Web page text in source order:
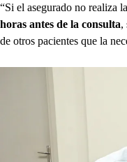
“Si el asegurado no realiza
horas antes de la consulta,
de otros pacientes que la